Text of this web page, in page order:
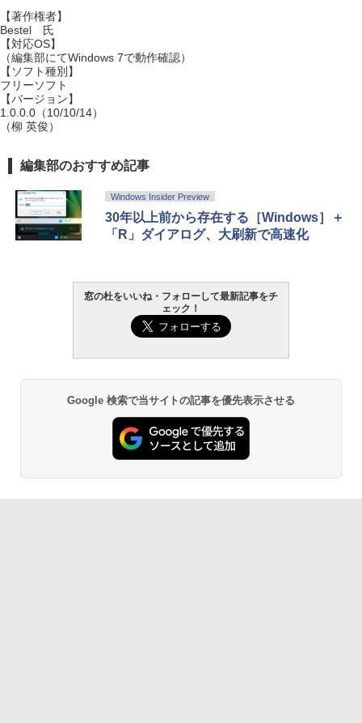
【著作権者】
Bestel 氏
【対応OS】
（編集部にてWindows 7で動作確認）
【ソフト種別】
フリーソフト
【バージョン】
1.0.0.0（10/10/14）
（柳 英俊）
編集部のおすすめ記事
Windows Insider Preview
30年以上前から存在する［Windows］＋
「R」ダイアログ、大刷新で高速化
窓の杜をいいね・フォローして最新記事をチ
ェック！
Google 検索で当サイトの記事を優先表示させる